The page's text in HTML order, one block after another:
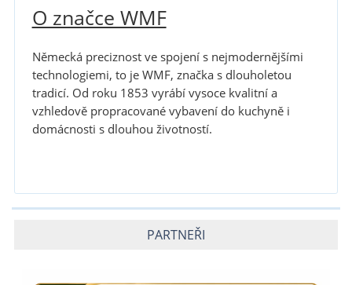
O značce WMF
Německá preciznost ve spojení s nejmodernějšími
technologiemi, to je WMF, značka s dlouholetou
tradicí. Od roku 1853 vyrábí vysoce kvalitní a
vzhledově propracované vybavení do kuchyně i
domácnosti s dlouhou životností.
PARTNEŘI